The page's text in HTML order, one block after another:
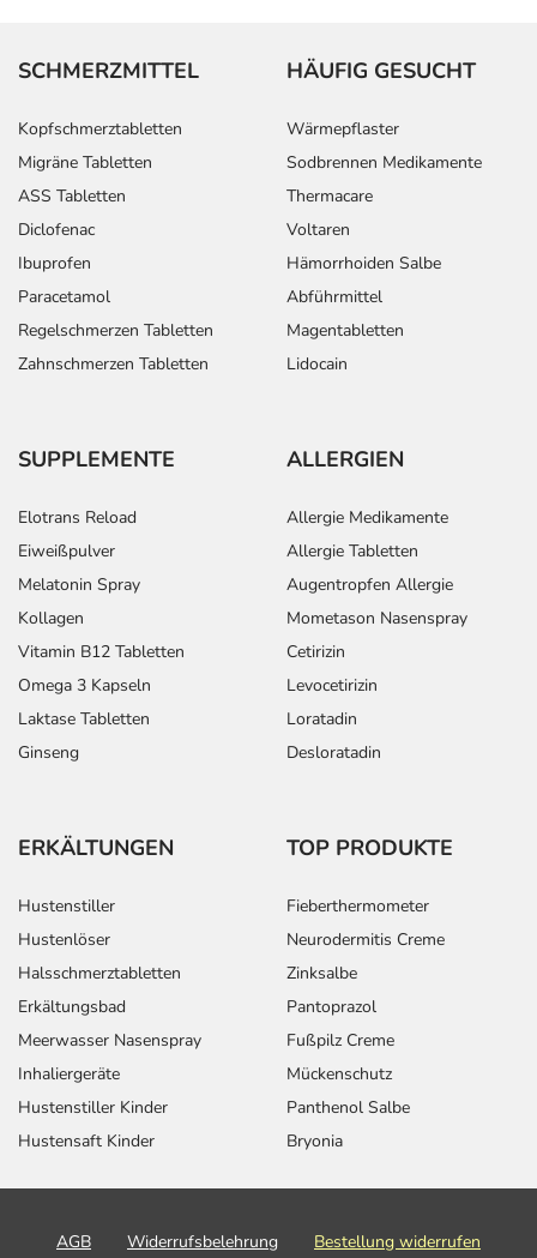
SCHMERZMITTEL
Kopfschmerztabletten
Migräne Tabletten
ASS Tabletten
Diclofenac
Ibuprofen
Paracetamol
Regelschmerzen Tabletten
Zahnschmerzen Tabletten
HÄUFIG GESUCHT
Wärmepflaster
Sodbrennen Medikamente
Thermacare
Voltaren
Hämorrhoiden Salbe
Abführmittel
Magentabletten
Lidocain
SUPPLEMENTE
Elotrans Reload
Eiweißpulver
Melatonin Spray
Kollagen
Vitamin B12 Tabletten
Omega 3 Kapseln
Laktase Tabletten
Ginseng
ALLERGIEN
Allergie Medikamente
Allergie Tabletten
Augentropfen Allergie
Mometason Nasenspray
Cetirizin
Levocetirizin
Loratadin
Desloratadin
ERKÄLTUNGEN
Hustenstiller
Hustenlöser
Halsschmerztabletten
Erkältungsbad
Meerwasser Nasenspray
Inhaliergeräte
Hustenstiller Kinder
Hustensaft Kinder
TOP PRODUKTE
Fieberthermometer
Neurodermitis Creme
Zinksalbe
Pantoprazol
Fußpilz Creme
Mückenschutz
Panthenol Salbe
Bryonia
AGB Widerrufsbelehrung
Bestellung widerrufen